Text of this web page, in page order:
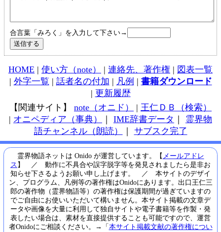
合言葉「みろく」を入力して下さい→
HOME | 使い方（note） | 連絡先、著作権 | 図表一覧
| 外字一覧 | 話者名の付加 | 凡例 | 書籍ダウンロード
| 更新履歴
【関連サイト】 note（オニド） | 王仁ＤＢ（検索）
| オニペディア（事典） ｜ IME辞書データ ｜ 霊界物
語チャンネル（朗読）
｜ サブスク完了
霊界物語ネットは Onido が運営しています。【 メールアドレ
ス 】 ／ 動作に不具合や誤字脱字等を発見されましたら是非お
知らせ下さるようお願い申し上げます。 ／ 本サイトのデザイ
ン、プログラム、凡例等の著作権はOnidoにあります。出口王仁三
郎の著作物（霊界物語等）の著作権は保護期間が過ぎていますの
でご自由にお使いいただいて構いません。本サイト掲載の文章デ
ータや画像を大量に利用して独自サイトや電子書籍等を作製・発
表したい場合は、素材を直接提供することも可能ですので、運営
者Onidoにご相談ください。→「本サイト掲載文献の著作権につい